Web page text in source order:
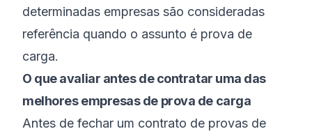
determinadas empresas são consideradas
referência quando o assunto é prova de
carga.
O que avaliar antes de contratar uma das
melhores empresas de prova de carga
Antes de fechar um contrato de provas de